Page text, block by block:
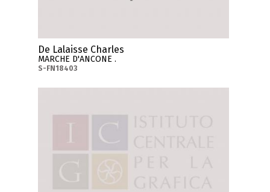
De Lalaisse Charles
MARCHE D'ANCONE .
S-FN18403